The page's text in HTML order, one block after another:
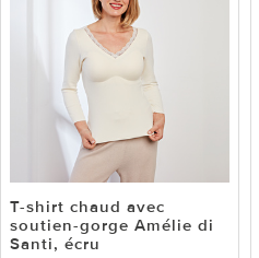
T-shirt chaud avec
soutien-gorge Amélie di
Santi, écru